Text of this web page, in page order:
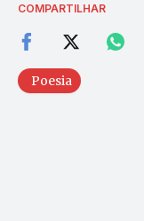
COMPARTILHAR
Poesia